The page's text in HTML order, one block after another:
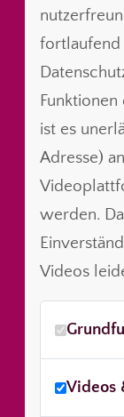
fortlaufend
ist es
Adresse)
werden.
Videos
Videos